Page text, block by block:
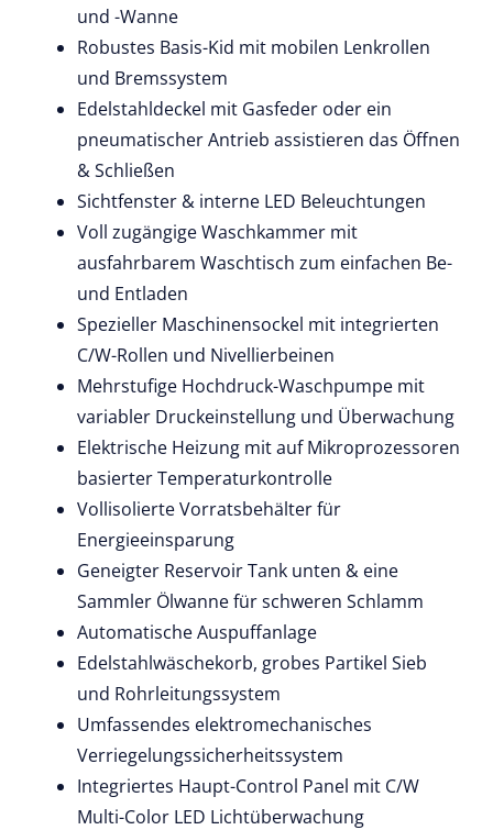
und -Wanne
Robustes Basis-Kid mit mobilen Lenkrollen
und Bremssystem
Edelstahldeckel mit Gasfeder oder ein
pneumatischer Antrieb assistieren das Öffnen
& Schließen
Sichtfenster & interne LED Beleuchtungen
Voll zugängige Waschkammer mit
ausfahrbarem Waschtisch zum einfachen Be-
und Entladen
Spezieller Maschinensockel mit integrierten
C/W-Rollen und Nivellierbeinen
Mehrstufige Hochdruck-Waschpumpe mit
variabler Druckeinstellung und Überwachung
Elektrische Heizung mit auf Mikroprozessoren
basierter Temperaturkontrolle
Vollisolierte Vorratsbehälter für
Energieeinsparung
Geneigter Reservoir Tank unten & eine
Sammler Ölwanne für schweren Schlamm
Automatische Auspuffanlage
Edelstahlwäschekorb, grobes Partikel Sieb
und Rohrleitungssystem
Umfassendes elektromechanisches
Verriegelungssicherheitssystem
Integriertes Haupt-Control Panel mit C/W
Multi-Color LED Lichtüberwachung